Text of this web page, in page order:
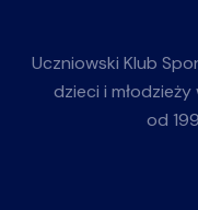
Uczniowski Klub
dzieci i młodzieży
od